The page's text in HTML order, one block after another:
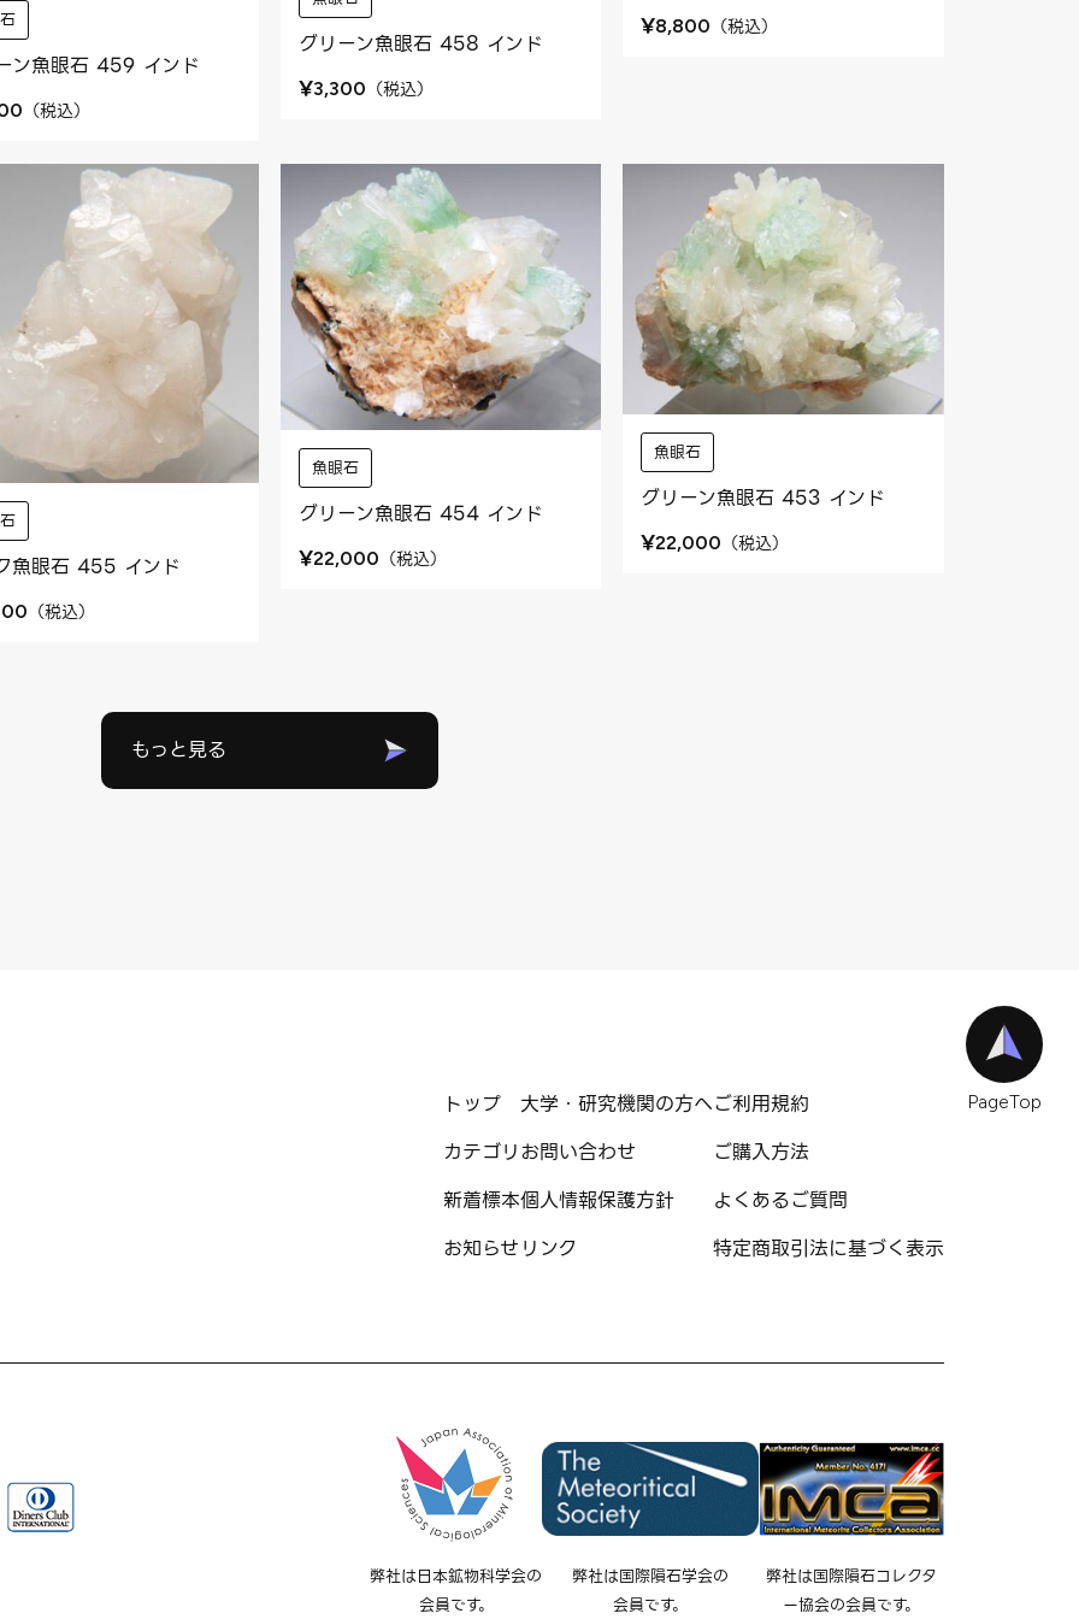
ン魚眼石 459 インド
（税込）
グリーン魚眼石 458 インド
¥3,300 （税込）
¥8,800 （税込）
魚眼石 455 インド
（税込）
魚眼石
グリーン魚眼石 454 インド
¥22,000 （税込）
魚眼石
グリーン魚眼石 453 インド
¥22,000 （税込）
もっと見る
PageTop
トップ
カテゴリ
新着標本
お知らせ
大学・研究機関の方へ
お問い合わせ
個人情報保護方針
リンク
ご利用規約
ご購入方法
よくあるご質問
特定商取引法に基づく表示
弊社は日本鉱物科学会の
会員です。
弊社は国際隕石学会の
会員です。
弊社は国際隕石コレクタ
ー協会の会員です。